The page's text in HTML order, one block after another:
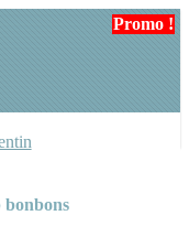
bonbons
Promo !